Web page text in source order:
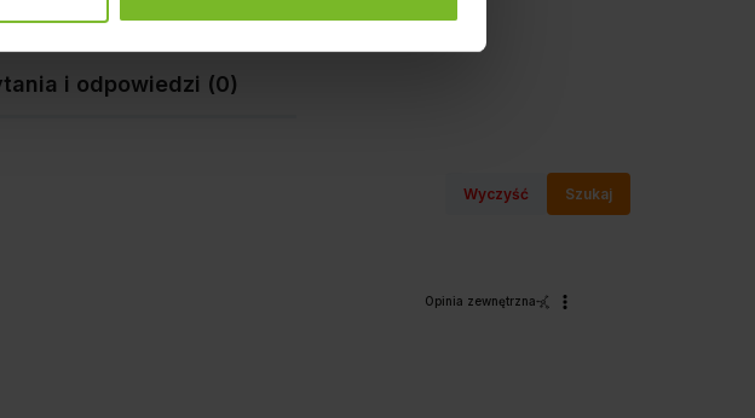
i odpowiedzi (0)
Wyczyść Szukaj
Opinia zewnętrzna